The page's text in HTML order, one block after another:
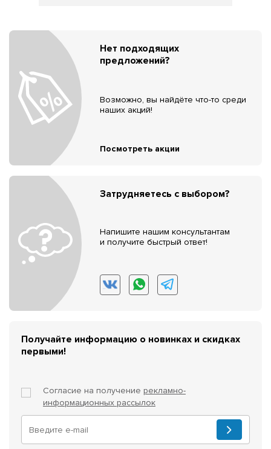
Нет подходящих
предложений?
Возможно, вы найдёте что-то среди
наших акций!
Посмотреть акции
Затрудняетесь с выбором?
Напишите нашим консультантам
и получите быстрый ответ!
Получайте информацию о новинках и скидках
первыми!
Согласие на получение рекламно-
информационных рассылок